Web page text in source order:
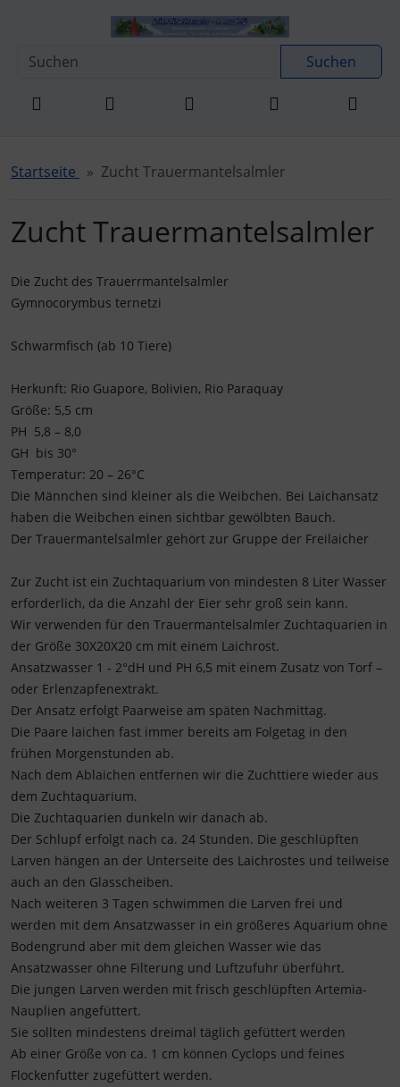
Sprungnavigation
Springe zur Navigation Springe zum Inhalt
Suchen
Startseite Zucht Trauermantelsalmler
Zucht Trauermantelsalmler
Die Zucht des Trauerrmantelsalmler
Gymnocorymbus ternetzi
Schwarmfisch (ab 10 Tiere)
Herkunft: Rio Guapore, Bolivien, Rio Paraquay
Größe: 5,5 cm
PH 5,8 – 8,0
GH bis 30°
Temperatur: 20 – 26°C
Die Männchen sind kleiner als die Weibchen. Bei Laichansatz
haben die Weibchen einen sichtbar gewölbten Bauch.
Der Trauermantelsalmler gehört zur Gruppe der Freilaicher
Zur Zucht ist ein Zuchtaquarium von mindesten 8 Liter Wasser
erforderlich, da die Anzahl der Eier sehr groß sein kann.
Wir verwenden für den Trauermantelsalmler Zuchtaquarien in
der Größe 30X20X20 cm mit einem Laichrost.
Ansatzwasser 1 - 2°dH und PH 6,5 mit einem Zusatz von Torf –
oder Erlenzapfenextrakt.
Der Ansatz erfolgt Paarweise am späten Nachmittag.
Die Paare laichen fast immer bereits am Folgetag in den
frühen Morgenstunden ab.
Nach dem Ablaichen entfernen wir die Zuchttiere wieder aus
dem Zuchtaquarium.
Die Zuchtaquarien dunkeln wir danach ab.
Der Schlupf erfolgt nach ca. 24 Stunden. Die geschlüpften
Larven hängen an der Unterseite des Laichrostes und teilweise
auch an den Glasscheiben.
Nach weiteren 3 Tagen schwimmen die Larven frei und
werden mit dem Ansatzwasser in ein größeres Aquarium ohne
Bodengrund aber mit dem gleichen Wasser wie das
Ansatzwasser ohne Filterung und Luftzufuhr überführt.
Die jungen Larven werden mit frisch geschlüpften Artemia-
Nauplien angefüttert.
Sie sollten mindestens dreimal täglich gefüttert werden
Ab einer Größe von ca. 1 cm können Cyclops und feines
Flockenfutter zugefüttert werden.